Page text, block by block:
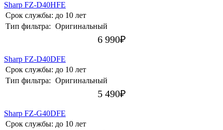
Sharp FZ-D40HFE
Срок службы: до 10 лет
Тип фильтра: Оригинальный
6 990₽
Sharp FZ-D40DFE
Срок службы: до 10 лет
Тип фильтра: Оригинальный
5 490₽
Sharp FZ-G40DFE
Срок службы: до 10 лет